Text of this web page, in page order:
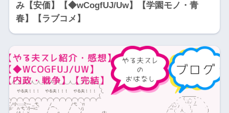
み【安価】【◆wCogfUJ/Uw】【学園モノ・青
春】【ラブコメ】